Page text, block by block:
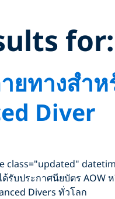
for:
ยทางสำ
Diver
class="updated"
รับประกาศนียบัตร AOW
Divers ทั่วโลก